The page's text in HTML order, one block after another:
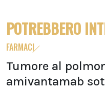
POTREBBERO
FARMACI
Tumore al
amivantamab